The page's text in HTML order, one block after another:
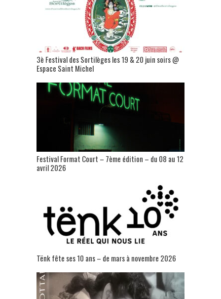
3è Festival des Sortilèges les 19 & 20 juin soirs @
Espace Saint Michel
Festival Format Court – 7ème édition – du 08 au 12
avril 2026
Tënk fête ses 10 ans – de mars à novembre 2026